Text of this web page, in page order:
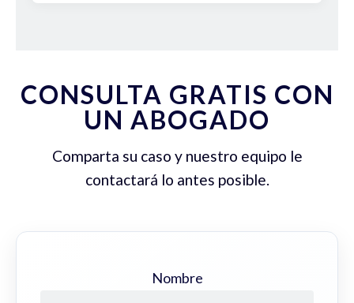
CONSULTA GRATIS CON
UN ABOGADO
Comparta su caso y nuestro equipo le
contactará lo antes posible.
Nombre